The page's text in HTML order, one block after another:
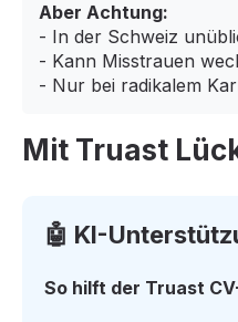
Aber Achtung:
- In der Schweiz
- Kann Misstrauen
- Nur bei radikalem
Mit Truast
🤖 KI-
So hilft der Truast